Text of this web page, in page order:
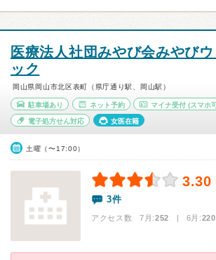
医療法人社団みやび会みやび
ック
岡山県岡山市北区表町（県庁通り駅、岡山駅）
駐車場あり ネット予約 マイナ受付 (スマホ
電子処方せん対応 女医在籍
土曜（〜17:00）
3.30
3件
アクセス数 7月:252 | 6月:220